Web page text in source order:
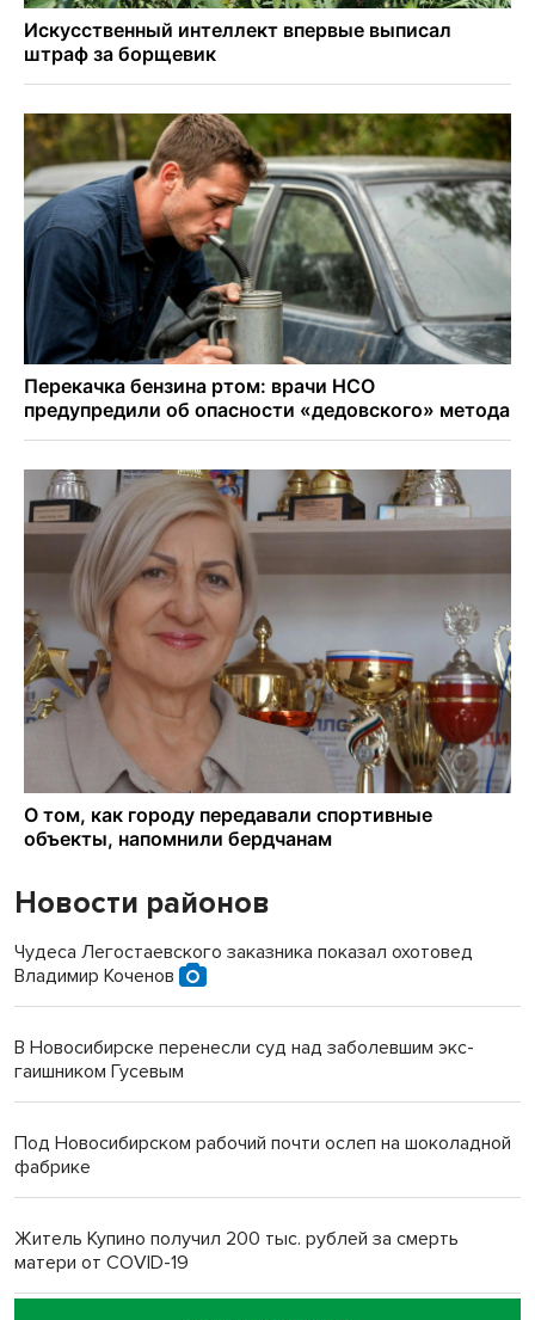
Новости районов
Чудеса Легостаевского заказника показал охотовед
Владимир Коченов
В Новосибирске перенесли суд над заболевшим экс-
гаишником Гусевым
Под Новосибирском рабочий почти ослеп на шоколадной
фабрике
Житель Купино получил 200 тыс. рублей за смерть
матери от COVID-19